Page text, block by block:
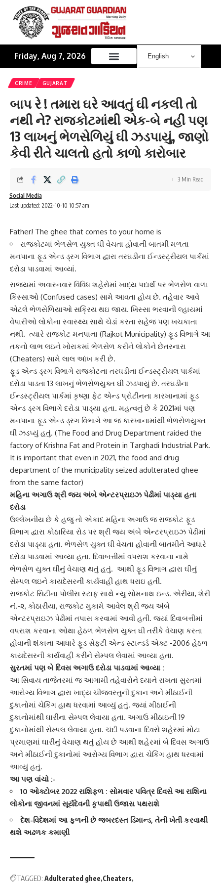
Friday, Aug 7, 2026
CRIME GUJARAT
બાપ રે ! તમારા ઘરે આવતું ઘી નકલી તો
નથી ને? રાજકોટમાંથી એક-બે નહીં પણ
13 લાખનું ભેળસેળિયું ઘી ઝડપાયું, જાણો
કેવી રીતે ચાલતો હતો કાળો કારોબાર
Last updated: 2022-10-10 10:57 am
Social Media
3 Min Read
Father! The ghee that comes to your home is
રાજકોટમાં ભેળસેળ યુક્ત ઘી વેચતા હોવાની બાતમી મળતા
મનપાના ફૂડ એન્ડ ડ્રગ વિભાગ દ્વારા તરઘડીના ઈન્ડસ્ટ્રીયલ પાર્કમાં
દરોડા પાડવામાં આવ્યાં.
રાજ્યમાં અવારનવાર વિવિધ શહેરોમાં ખાદ્ય પદાર્થ પર ભેળસેળ વાળા
કિસ્સાઓ (Confused cases) સામે આવતા હોય છે. તહેવાર આવે
એટલે ભેળસેળિયાઓ સક્રિય થઇ જાય. ખિસ્સા ભરવાની લ્હાયમાં
વેપારીઓ લોકોના સ્વાસ્થ્ય સાથે ચેડાં કરતા સહેજ પણ ખચકાતા
નથી. ત્યારે રાજકોટ મનપાના (Rajkot Municipality) ફૂડ વિભાગે આ
તકનો લાભ લઇને ખોરાકમાં ભેળસેળ કરીને લોકોને છેતરનારા
(Cheaters) સામે લાલ આંખ કરી છે.
ફૂડ એન્ડ ડ્રગ વિભાગે રાજકોટના તરઘડીના ઈન્ડસ્ટ્રીયલ પાર્કમાં
દરોડા પાડતા 13 લાખનું ભેળસેળયુક્ત ઘી ઝડપાયું છે. તરઘડીના
ઈન્ડસ્ટ્રીયલ પાર્કમાં કૃષ્ણા ફેટ એન્ડ પ્રોટીનના કારખાનામાં ફૂડ
એન્ડ ડ્રગ વિભાગે દરોડા પાડ્યા હતા. મહત્વનું છે કે 2021માં પણ
મનપાના ફૂડ એન્ડ ડ્રગ વિભાગે આ જ કારખાનામાંથી ભેળસેળયુક્ત
ઘી ઝડપ્યું હતું. (The Food and Drug Department raided the
factory of Krishna Fat and Protein in Targhadi Industrial Park.
It is important that even in 2021, the food and drug
department of the municipality seized adulterated ghee
from the same factor)
મહિના અગાઉ શ્રી જય અંબે એન્ટરપ્રાઇઝ પેઢીમાં પાડ્યા હતા
દરોડા
ઉલ્લેખનીય છે કે હજુ તો એકાદ મહિના અગાઉ જ રાજકોટ ફૂડ
વિભાગ દ્વારા કોઠારિયા રોડ પર શ્રી જય અંબે એન્ટરપ્રાઇઝ પેઢીમાં
દરોડા પાડ્યા હતા. ભેળસેળ યુક્ત ઘી વેચતા હોવાની બાતમીને આધારે
દરોડા પાડવામાં આવ્યા હતા. દિવાબત્તીમાં વપરાશ કરવાના નામે
ભેળસેળ યુક્ત ઘીનું વેચાણ થતું હતું. આથી ફૂડ વિભાગ દ્વારા ઘીનું
સેમ્પલ લઇને કાયદેસરની કાર્યવાહી હાથ ધરાઇ હતી.
રાજકોટ સિટીના પોલીસ સ્ટાફ સાથે ન્યુ સોમનાથ ઇન્ડ. એરીયા, શેરી
નં.-૨, કોઠારીયા, રાજકોટ મુકામે આવેલ શ્રી જય અંબે
એન્ટરપ્રાઇઝ પેઢીમાં તપાસ કરવામાં આવી હતી. જ્યાં દિવાબત્તીમાં
વપરાશ કરવાના ઓથા હેઠળ ભેળસેળ યુક્ત ઘી તરીકે વેચાણ કરતા
હોવાની શંકાના આધારે ફૂડ સેફ્ટી એન્ડ સ્ટાન્ડર્ડ એક્ટ -2006 હેઠળ
કાયદેસરની કાર્યવાહી કરીને સેમ્પલ લેવામાં આવ્યા હતા.
સુરતમાં પણ બે દિવસ અગાઉ દરોડા પાડવામાં આવ્યા :
આ સિવાય તાજેતરમાં જ આગામી તહેવારોને ધ્યાને રાખતા સુરતમાં
આરોગ્ય વિભાગ દ્વારા ખાદ્ય ચીજવસ્તુની દુકાન અને મીઠાઈની
દુકાનોમાં ચેકિંગ હાથ ધરવામાં આવ્યું હતું. જ્યાં મીઠાઈની
દુકાનોમાંથી ઘારીના સેમ્પલ લેવાયા હતા. અગાઉ મીઠાઇની 19
દુકાનોમાંથી સેમ્પલ લેવાયા હતા. ચંદી પડવાના દિવસે શહેરમાં મોટા
પ્રમાણમાં ઘારીનું વેચાણ થતું હોય છે આથી શહેરમાં બે દિવસ અગાઉ
અને મીઠાઈની દુકાનોમાં આરોગ્ય વિભાગ દ્વારા ચેકિંગ હાથ ધરવામાં
આવ્યું હતું.
આ પણ વાંચો :-
10 ઓક્ટોબર 2022 રાશિફળ : સોમવાર પવિત્ર દિવસે આ રાશિના
લોકોના જીવનમાં સૂર્યદેવની કૃપાથી ઉજાસ પથરાશે
દેશ-વિદેશમાં આ ફળની છે જબરદસ્ત ડિમાન્ડ, તેની ખેતી કરવાથી
થશે અઢળક કમાણી
TAGGED: Adulterated ghee Cheaters